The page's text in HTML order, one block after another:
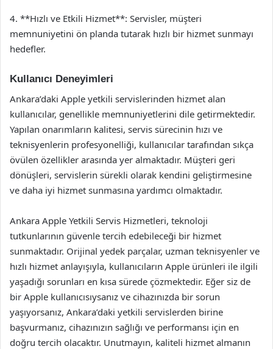
4. **Hızlı ve Etkili Hizmet**: Servisler, müşteri
memnuniyetini ön planda tutarak hızlı bir hizmet sunmayı
hedefler.
Kullanıcı Deneyimleri
Ankara’daki Apple yetkili servislerinden hizmet alan
kullanıcılar, genellikle memnuniyetlerini dile getirmektedir.
Yapılan onarımların kalitesi, servis sürecinin hızı ve
teknisyenlerin profesyonelliği, kullanıcılar tarafından sıkça
övülen özellikler arasında yer almaktadır. Müşteri geri
dönüşleri, servislerin sürekli olarak kendini geliştirmesine
ve daha iyi hizmet sunmasına yardımcı olmaktadır.
Ankara Apple Yetkili Servis Hizmetleri, teknoloji
tutkunlarının güvenle tercih edebileceği bir hizmet
sunmaktadır. Orijinal yedek parçalar, uzman teknisyenler ve
hızlı hizmet anlayışıyla, kullanıcıların Apple ürünleri ile ilgili
yaşadığı sorunları en kısa sürede çözmektedir. Eğer siz de
bir Apple kullanıcısıysanız ve cihazınızda bir sorun
yaşıyorsanız, Ankara’daki yetkili servislerden birine
başvurmanız, cihazınızın sağlığı ve performansı için en
doğru tercih olacaktır. Unutmayın, kaliteli hizmet almanın